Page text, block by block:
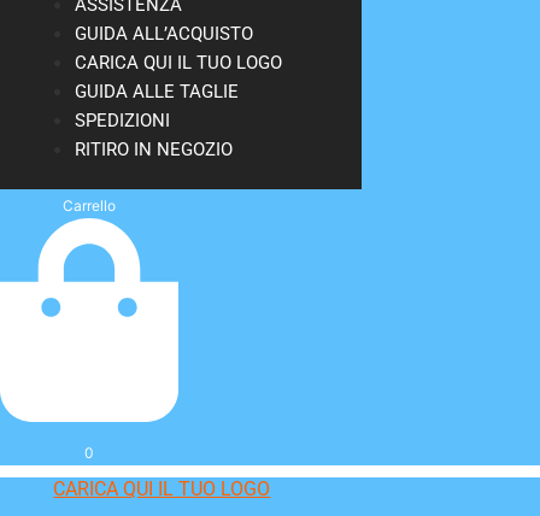
ASSISTENZA
GUIDA ALL’ACQUISTO
CARICA QUI IL TUO LOGO
GUIDA ALLE TAGLIE
SPEDIZIONI
RITIRO IN NEGOZIO
Carrello
0
CARICA QUI IL TUO LOGO